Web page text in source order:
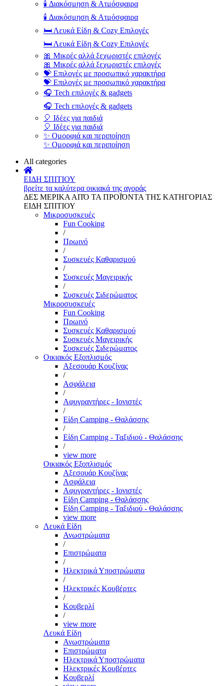
🕯️ Διακόσμηση & Ατμόσφαιρα
🕯️ Διακόσμηση & Ατμόσφαιρα
🛏️ Λευκά Είδη & Cozy Επιλογές
🛏️ Λευκά Είδη & Cozy Επιλογές
🎀 Μικρές αλλά ξεχωριστές επιλογές
🎀 Μικρές αλλά ξεχωριστές επιλογές
💝 Επιλογές με προσωπικό χαρακτήρα
💝 Επιλογές με προσωπικό χαρακτήρα
🎧 Tech επιλογές & gadgets
🎧 Tech επιλογές & gadgets
🎈 Ιδέες για παιδιά
🎈 Ιδέες για παιδιά
✨ Ομορφιά και περιποίηση
✨ Ομορφιά και περιποίηση
All categories
ΕΙΔΗ ΣΠΙΤΙΟΥ
βρείτε τα καλύτερα οικιακά της αγοράς
ΔΕΣ ΜΕΡΙΚΑ ΑΠΌ ΤΑ ΠΡΟΪΌΝΤΑ ΤΗΣ ΚΑΤΗΓΟΡΙΑΣ
ΕΙΔΗ ΣΠΙΤΙΟΥ
Μικροσυσκευές
Fun Cooking
/
Πρωινό
/
Συσκευές Καθαρισμού
/
Συσκευές Μαγειρικής
/
Συσκευές Σιδερώματος
Μικροσυσκευές
Fun Cooking
Πρωινό
Συσκευές Καθαρισμού
Συσκευές Μαγειρικής
Συσκευές Σιδερώματος
Οικιακός Εξοπλισμός
Αξεσουάρ Κουζίνας
/
Ασφάλεια
/
Αφυγραντήρες - Ιονιστές
/
Είδη Camping - Θαλάσσης
/
Είδη Camping - Ταξιδιού - Θαλάσσης
/
view more
Οικιακός Εξοπλισμός
Αξεσουάρ Κουζίνας
Ασφάλεια
Αφυγραντήρες - Ιονιστές
Είδη Camping - Θαλάσσης
Είδη Camping - Ταξιδιού - Θαλάσσης
view more
Λευκά Είδη
Ανωστρώματα
/
Επιστρώματα
/
Ηλεκτρικά Υποστρώματα
/
Ηλεκτρικές Κουβέρτες
/
Κουβερλί
/
view more
Λευκά Είδη
Ανωστρώματα
Επιστρώματα
Ηλεκτρικά Υποστρώματα
Ηλεκτρικές Κουβέρτες
Κουβερλί